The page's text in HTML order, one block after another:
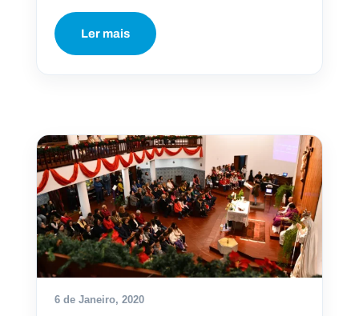
Ler mais
6 de Janeiro, 2020